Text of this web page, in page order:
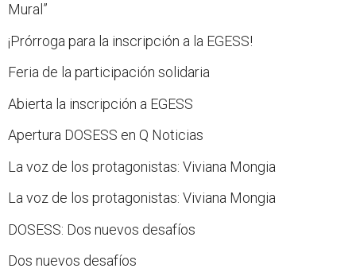
Mural”
¡Prórroga para la inscripción a la EGESS!
Feria de la participación solidaria
Abierta la inscripción a EGESS
Apertura DOSESS en Q Noticias
La voz de los protagonistas: Viviana Mongia
La voz de los protagonistas: Viviana Mongia
DOSESS: Dos nuevos desafíos
Dos nuevos desafíos